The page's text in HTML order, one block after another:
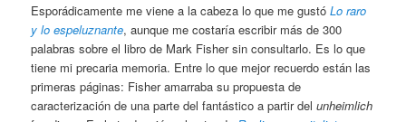
Esporádicamente me viene a la cabeza lo que me gustóLo raro
y lo espeluznante, aunque me costaría escribir más de 300
palabras sobre el libro de Mark Fisher sin consultarlo. Es lo que
tiene mi precaria memoria. Entre lo que mejor recuerdo están las
primeras páginas: Fisher amarraba su propuesta de
caracterización de una parte del fantástico a partir delunheimlich